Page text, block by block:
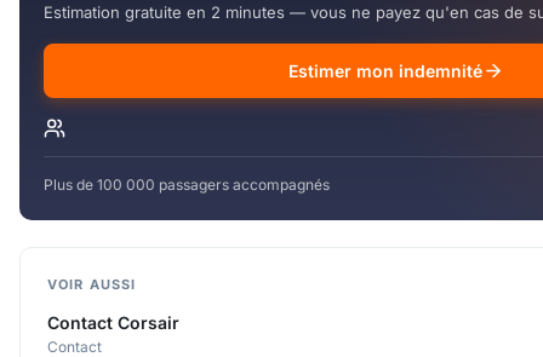
Estimation gratuite en 2 minutes — vous ne payez qu'en cas de
Estimer mon indemnité
Plus de 100 000 passagers accompagnés
VOIR AUSSI
Contact Corsair
Contact